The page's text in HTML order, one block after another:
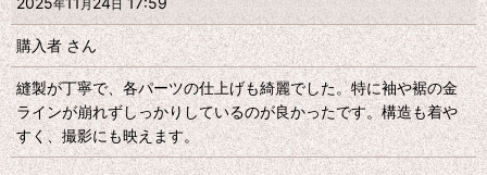
年 月 日
購入者さん
縫製が丁寧で、各パーツの仕上げも綺麗でした。特に袖や裾の金
ラインが崩れずしっかりしているのが良かったです。構造も着や
すく、撮影にも映えます。